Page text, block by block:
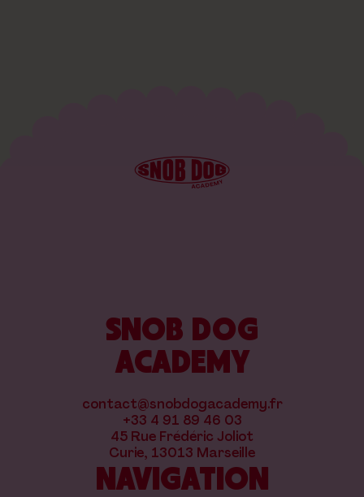
SNOB DOG
ACADEMY
contact@snobdogacademy.fr
+33 4 91 89 46 03
45 Rue Frédéric Joliot
Curie, 13013 Marseille
NAVIGATION